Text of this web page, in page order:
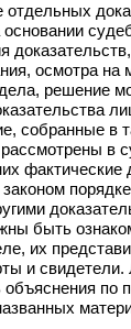
отдельных
осмотра на
решение
собранные в
в
быть
их
и
по